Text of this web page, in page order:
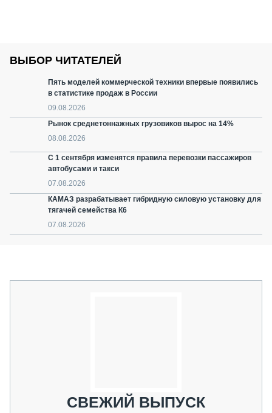
ВЫБОР ЧИТАТЕЛЕЙ
Пять моделей коммерческой техники впервые появились
в статистике продаж в России
09.08.2026
Рынок среднетоннажных грузовиков вырос на 14%
08.08.2026
С 1 сентября изменятся правила перевозки пассажиров
автобусами и такси
07.08.2026
КАМАЗ разрабатывает гибридную силовую установку для
тягачей семейства К6
07.08.2026
СВЕЖИЙ ВЫПУСК